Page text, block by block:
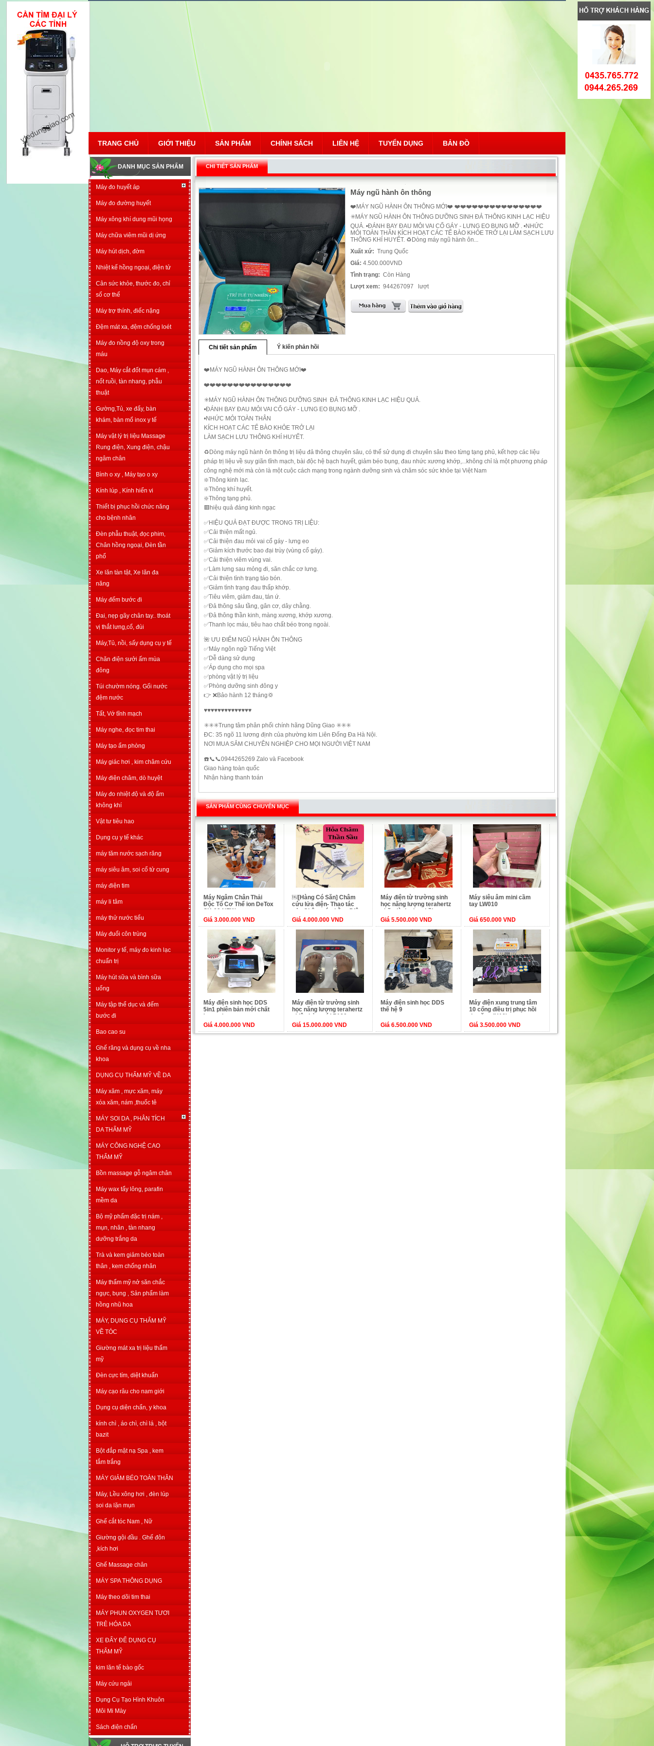
TRANG CHỦ GIỚI THIỆU SẢN PHẨM CHÍNH SÁCH LIÊN HỆ TUYỂN DỤNG BẢN ĐỒ
DANH MỤC SẢN PHẨM
Máy đo huyết áp
Máy đo đường huyết
Máy xông khí dung mũi họng
Máy chữa viêm mũi dị ứng
Máy hút dịch, đờm
Nhiệt kế hồng ngoại, điện tử
Cân sức khỏe, thước đo, chỉ
số cơ thể
Máy trợ thính, điếc nặng
Đệm mát xa, đệm chống loét
Máy đo nồng độ oxy trong
máu
Dao, Máy cắt đốt mụn cám ,
nốt ruồi, tàn nhang, phẫu
thuật
Gường,Tủ, xe đẩy, bàn
khám, bàn mổ inox y tế
Máy vật lý trị liệu Massage
Rung điện, Xung điện, chậu
ngâm chân
Bình o xy , Máy tạo o xy
Kính lúp , Kính hiển vi
Thiết bị phục hồi chức năng
cho bệnh nhân
Đèn phẫu thuật, đọc phim,
Chân hồng ngoại, Đèn tần
phổ
Xe lăn tàn tật, Xe lăn đa
năng
Máy đếm bước đi
Đai, nẹp gãy chân tay.. thoát
vị thắt lưng,cổ, đùi
Máy,Tủ, nồi, sấy dụng cụ y tế
Chăn điện sưởi ấm mùa
đông
Túi chườm nóng. Gối nước
đệm nước
Tất, Vớ tĩnh mạch
Máy nghe, đọc tim thai
Máy tạo ẩm phòng
Máy giác hơi , kim châm cứu
Máy điện châm, dò huyệt
Máy đo nhiệt độ và độ ẩm
không khí
Vật tư tiêu hao
Dụng cụ y tế khác
máy tăm nước sạch răng
máy siêu âm, soi cổ tử cung
máy điện tim
máy li tâm
máy thử nước tiểu
Máy đuổi côn trùng
Monitor y tế, máy đo kinh lạc
chuẩn trị
Máy hút sữa và bình sữa
uống
Máy tập thể dục và đếm
bước đi
Bao cao su
Ghế răng và dụng cụ về nha
khoa
DỤNG CỤ THẨM MỸ VỀ DA
Máy xăm , mực xăm, máy
xóa xăm, nám ,thuốc tê
MÁY SOI DA , PHÂN TÍCH
DA THẨM MỸ
MÁY CÔNG NGHỆ CAO
THẨM MỸ
Bồn massage gỗ ngâm chân
Máy wax tẩy lông, parafin
mềm da
Bộ mỹ phẩm đặc trị nám ,
mụn, nhăn , tàn nhang
dưỡng trắng da
Trà và kem giảm béo toàn
thân , kem chống nhăn
Máy thẩm mỹ nở săn chắc
ngực, bụng , Sản phẩm làm
hồng nhũ hoa
MÁY, DỤNG CỤ THẨM MỸ
VỀ TÓC
Giường mát xa trị liệu thẩm
mỹ
Đèn cực tím, diệt khuẩn
Máy cạo râu cho nam giới
Dụng cụ diện chẩn, y khoa
kính chì , áo chì, chì lá , bột
bazit
Bột đắp mặt nạ Spa , kem
tắm trắng
MÁY GIẢM BÉO TOÀN THÂN
Máy, Lều xông hơi , đèn lúp
soi da lặn mụn
Ghế cắt tóc Nam , Nữ
Giường gội đầu . Ghế đôn
,kích hơi
Ghế Massage chân
MÁY SPA THÔNG DỤNG
Máy theo dõi tim thai
MÁY PHUN OXYGEN TƯƠI
TRẺ HÓA DA
XE ĐẨY ĐỂ DỤNG CỤ
THẨM MỸ
kim lăn tế bào gốc
Máy cứu ngải
Dụng Cụ Tạo Hình Khuôn
Môi Mi Mày
Sách điện chẩn
CHI TIẾT SẢN PHẨM
Máy ngũ hành ôn thông
❤️MÁY NGŨ HÀNH ÔN THÔNG MỚI❤️ ❤️❤️❤️❤️❤️❤️❤️❤️❤️❤️❤️❤️❤️❤️❤️
✳️MÁY NGŨ HÀNH ÔN THÔNG DƯỠNG SINH ĐẢ THÔNG KINH LẠC HIỆU
QUẢ. •ĐÁNH BAY ĐAU MỎI VAI CỔ GÁY - LƯNG EO BỤNG MỠ . •NHỨC
MỎI TOÀN THÂN KÍCH HOẠT CÁC TẾ BÀO KHỎE TRỞ LẠI LÀM SẠCH LƯU
THÔNG KHÍ HUYẾT. ♻️Dòng máy ngũ hành ôn...
Xuất xứ: Trung Quốc
Giá: 4.500.000VND
Tình trạng: Còn Hàng
Lượt xem: 944267097 lượt
Chi tiết sản phẩm Ý kiến phản hồi
❤️MÁY NGŨ HÀNH ÔN THÔNG MỚI❤️
❤️❤️❤️❤️❤️❤️❤️❤️❤️❤️❤️❤️❤️❤️❤️
✳️MÁY NGŨ HÀNH ÔN THÔNG DƯỠNG SINH ĐẢ THÔNG KINH LẠC HIỆU QUẢ.
•ĐÁNH BAY ĐAU MỎI VAI CỔ GÁY - LƯNG EO BỤNG MỠ .
•NHỨC MỎI TOÀN THÂN
KÍCH HOẠT CÁC TẾ BÀO KHỎE TRỞ LẠI
LÀM SẠCH LƯU THÔNG KHÍ HUYẾT.
♻️Dòng máy ngũ hành ôn thông trị liệu đả thông chuyên sâu, có thể sử dụng đi chuyên sâu theo từng tạng phủ, kết hợp các liệu
pháp trị liệu về suy giãn tĩnh mạch, bài độc hệ bạch huyết, giảm béo bụng, đau nhức xương khớp,...không chỉ là một phương pháp
công nghệ mới mà còn là một cuộc cách mạng trong ngành dưỡng sinh và chăm sóc sức khỏe tại Việt Nam
❇️Thông kinh lạc.
❇️Thông khí huyết.
❇️Thông tạng phủ.
🟥hiệu quả đáng kinh ngạc
✅HIỆU QUẢ ĐẠT ĐƯỢC TRONG TRỊ LIỆU:
✅Cải thiện mất ngủ.
✅Cải thiện đau mỏi vai cổ gáy - lưng eo
✅Giảm kích thước bao đại trùy (vùng cổ gáy).
✅Cải thiện viêm vùng vai.
✅Làm lưng sau mỏng đi, săn chắc cơ lưng.
✅Cải thiện tình trạng táo bón.
✅Giảm tình trạng đau thấp khớp.
✅Tiêu viêm, giảm đau, tán ứ.
✅Đả thông sâu tầng, gân cơ, dây chằng.
✅Đả thông thần kinh, màng xương, khớp xương.
✅Thanh lọc máu, tiêu hao chất béo trong ngoài.
🌺 ƯU ĐIỂM NGŨ HÀNH ÔN THÔNG
✅Máy ngôn ngữ Tiếng Việt
✅Dễ dàng sử dụng
✅Áp dụng cho mọi spa
✅phòng vật lý trị liệu
✅Phòng dưỡng sinh đông y
👉 ❌Bảo hành 12 tháng💢
♥️♥️♥️♥️♥️♥️♥️♥️♥️♥️♥️♥️♥️♥️
✳️✳️✳️Trung tâm phân phối chính hãng Dũng Giao ✳️✳️✳️
ĐC: 35 ngõ 11 lương định của phường kim Liên Đống Đa Hà Nội.
NƠI MUA SẮM CHUYÊN NGHIỆP CHO MỌI NGƯỜI VIỆT NAM
☎️📞📞0944265269 Zalo và Facebook
Giao hàng toàn quốc
Nhận hàng thanh toán
SẢN PHẨM CÙNG CHUYÊN MỤC
Máy Ngâm Chân Thải
Độc Tố Cơ Thể ion DeTox
SK-09 NEW
Giá 3.000.000 VND
￼[Hàng Có Sẵn] Châm
cứu lửa điện- Thao tác
của Châm cứu bằng Điện
Hỏa an toàn, đơn giản,
nhanh chóng
Giá 4.000.000 VND
Máy điện từ trường sinh
học năng lượng terahertz
chữa lành phục hồi cơ
thể mới
Giá 5.500.000 VND
Máy siêu âm mini cầm
tay LW010
Giá 650.000 VND
Máy điện sinh học DDS
5in1 phiên bản mới chất
lượng hơn
Giá 4.000.000 VND
Máy điện từ trường sinh
học năng lượng terahertz
phiên bản mới P100
Giá 15.000.000 VND
Máy điện sinh học DDS
thế hệ 9
Giá 6.500.000 VND
Máy điện xung trung tâm
10 cổng điều trị phục hồi
đa năng (H10)
Giá 3.500.000 VND